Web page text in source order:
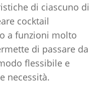
di ciascuno di
cocktail
a funzioni molto
di passare da
flessibile e
necessità.